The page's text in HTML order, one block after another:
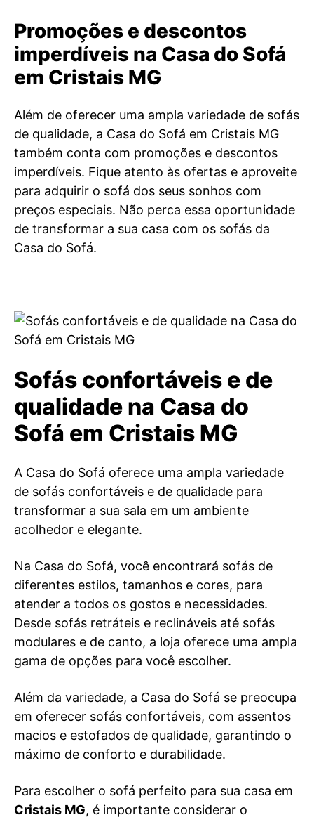
Promoções e descontos
imperdíveis na Casa do Sofá
em Cristais MG
Além de oferecer uma ampla variedade de sofás
de qualidade, a Casa do Sofá em Cristais MG
também conta com promoções e descontos
imperdíveis. Fique atento às ofertas e aproveite
para adquirir o sofá dos seus sonhos com
preços especiais. Não perca essa oportunidade
de transformar a sua casa com os sofás da
Casa do Sofá.
Sofás confortáveis e de
qualidade na Casa do
Sofá em Cristais MG
A Casa do Sofá oferece uma ampla variedade
de sofás confortáveis e de qualidade para
transformar a sua sala em um ambiente
acolhedor e elegante.
Na Casa do Sofá, você encontrará sofás de
diferentes estilos, tamanhos e cores, para
atender a todos os gostos e necessidades.
Desde sofás retráteis e reclináveis até sofás
modulares e de canto, a loja oferece uma ampla
gama de opções para você escolher.
Além da variedade, a Casa do Sofá se preocupa
em oferecer sofás confortáveis, com assentos
macios e estofados de qualidade, garantindo o
máximo de conforto e durabilidade.
Para escolher o sofá perfeito para sua casa em
Cristais MG, é importante considerar o